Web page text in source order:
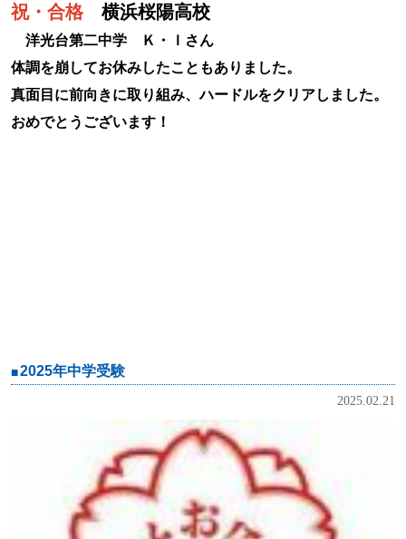
祝・合格 横浜桜陽高校
洋光台第二中学 Ｋ・Ｉさん
体調を崩してお休みしたこともありました。
真面目に前向きに取り組み、ハードルをクリアしました。
おめでとうございます！
2025年中学受験
2025.02.21